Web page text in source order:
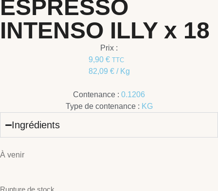
ESPRESSO
INTENSO ILLY x 18
Prix :
9,90 € TTC
82,09 €/ Kg
Contenance : 0.1206
Type de contenance : KG
Ingrédients
À venir